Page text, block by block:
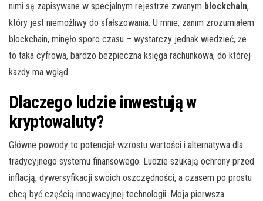
nimi są zapisywane w specjalnym rejestrze zwanym blockchain,
który jest niemożliwy do sfałszowania. U mnie, zanim zrozumiałem
blockchain, minęło sporo czasu – wystarczy jednak wiedzieć, że
to taka cyfrowa, bardzo bezpieczna księga rachunkowa, do której
każdy ma wgląd.
Dlaczego ludzie inwestują w
kryptowaluty?
Główne powody to potencjał wzrostu wartości i alternatywa dla
tradycyjnego systemu finansowego. Ludzie szukają ochrony przed
inflacją, dywersyfikacji swoich oszczędności, a czasem po prostu
chcą być częścią innowacyjnej technologii. Moja pierwsza